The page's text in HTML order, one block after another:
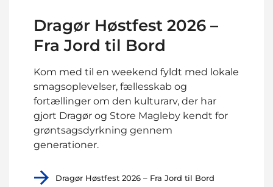
Dragør Høstfest 2026 –
Fra Jord til Bord
Kom med til en weekend fyldt med lokale
smagsoplevelser, fællesskab og
fortællinger om den kulturarv, der har
gjort Dragør og Store Magleby kendt for
grøntsagsdyrkning gennem
generationer.
Dragør Høstfest 2026 – Fra Jord til Bord